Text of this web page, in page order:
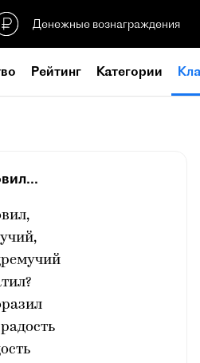
Денежные вознаграждения
Рейтинг Категории